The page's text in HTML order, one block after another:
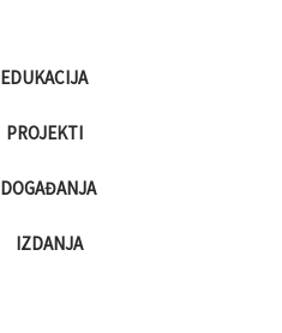
EDUKACIJA
PROJEKTI
DOGAĐANJA
IZDANJA